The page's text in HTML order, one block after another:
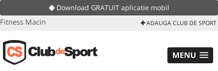
Download GRATUIT aplicatie mobil
Fitness Macin ADAUGA CLUB DE SPORT
MENU